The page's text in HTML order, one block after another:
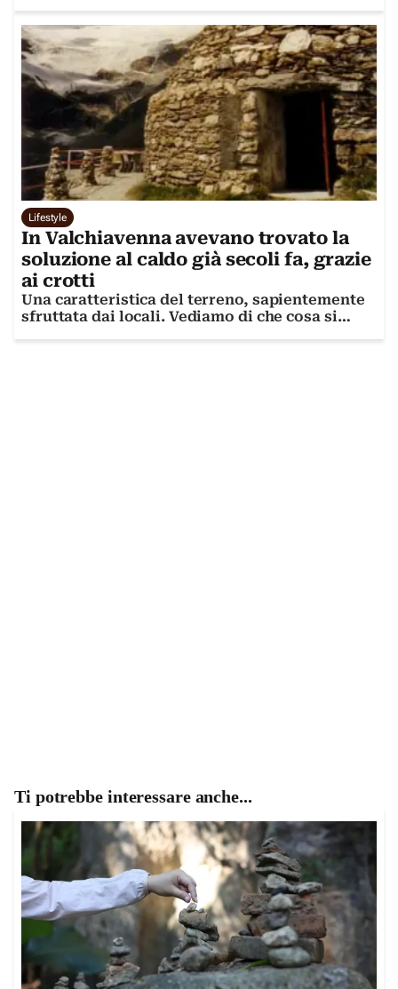
Lifestyle
In Valchiavenna avevano trovato la
soluzione al caldo già secoli fa, grazie
ai crotti
Una caratteristica del terreno, sapientemente
sfruttata dai locali. Vediamo di che cosa si
Ti potrebbe interessare anche...